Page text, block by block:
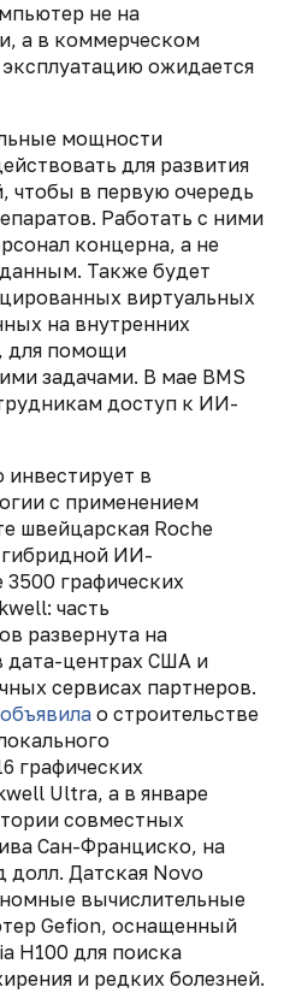
не на
а в коммерческом
ожидается
мощности
для развития
чтобы в первую очередь
Работать с ними
концерна, а не
Также будет
виртуальных
на внутренних
для помощи
задачами. В мае BMS
доступ к ИИ-
в
с применением
швейцарская Roche
гибридной ИИ-
графических
часть
развернута на
дата-центрах США и
сервисах партнеров.
объявила о строительстве
графических
Ultra, а в январе
совместных
Сан-Франциско, на
Датская Novo
вычислительные
Gefion, оснащенный
H100 для поиска
и редких болезней.